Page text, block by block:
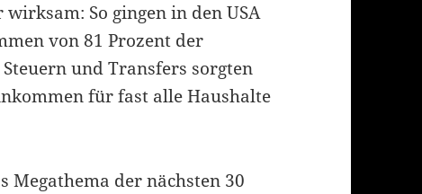
So gingen in den USA
von 81 Prozent der
und Transfers sorgten
für fast alle Haushalte
Megathema der nächsten 30